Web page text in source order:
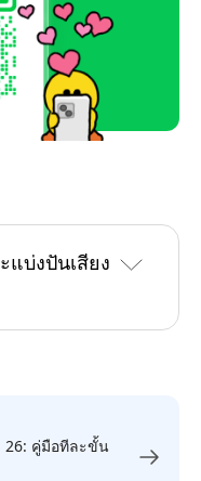
แบ่งปันเสียง
26: คู่มือทีละขั้น